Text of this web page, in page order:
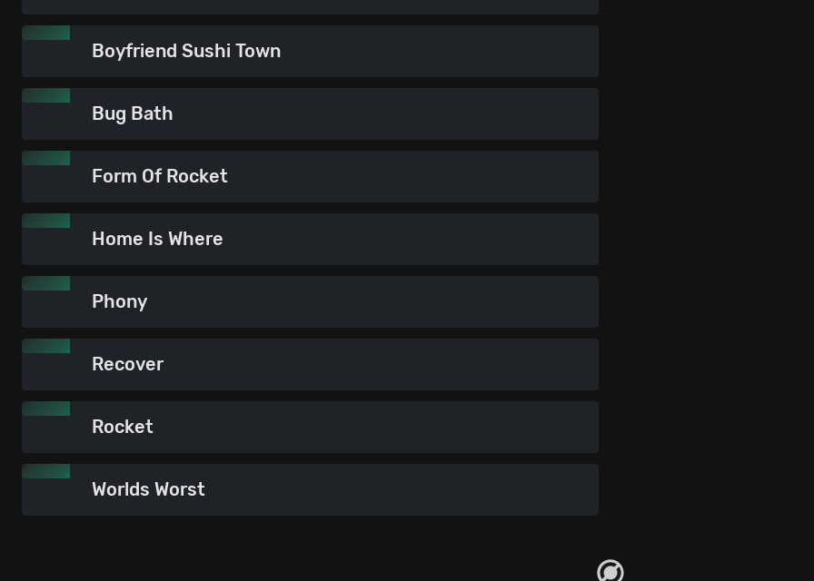
Boyfriend Sushi Town
Bug Bath
Form Of Rocket
Home Is Where
Phony
Recover
Rocket
Worlds Worst